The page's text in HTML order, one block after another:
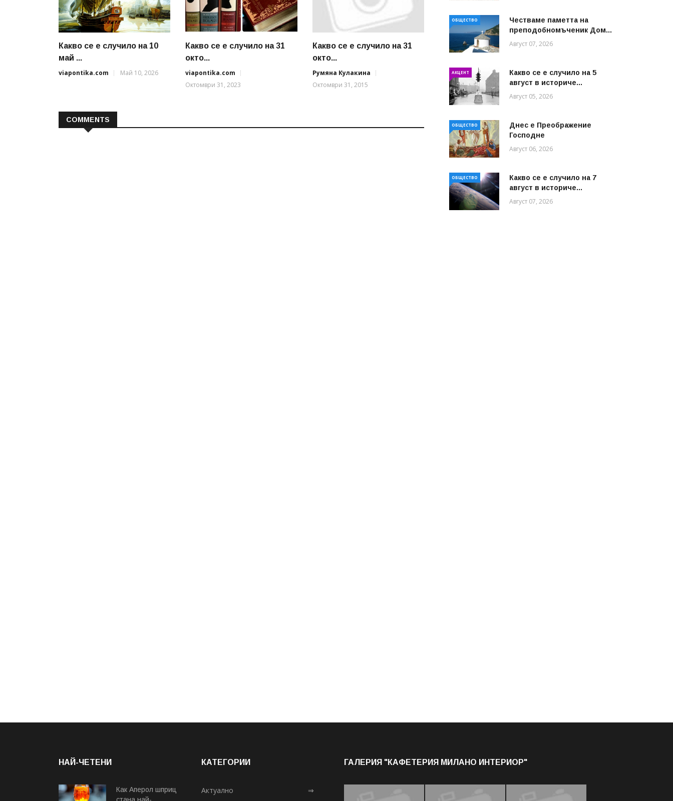
Какво се е случило на 10
май ...
viapontika.com
Май 10, 2026
Какво се е случило на 31
окто...
viapontika.com
Октомври 31, 2023
Какво се е случило на 31
окто...
Румяна Кулакина
Октомври 31, 2015
COMMENTS
ОБЩЕСТВО
Честваме паметта на
преподобномъченик Дом...
Август 07, 2026
АКЦЕНТ
Какво се е случило на 5
август в историче...
Август 05, 2026
ОБЩЕСТВО
Днес е Преображение
Господне
Август 06, 2026
ОБЩЕСТВО
Какво се е случило на 7
август в историче...
Август 07, 2026
НАЙ-ЧЕТЕНИ
Как Аперол шприц
стана най-
КАТЕГОРИИ
Актуално ⇒
ГАЛЕРИЯ "КАФЕТЕРИЯ МИЛАНО ИНТЕРИОР"